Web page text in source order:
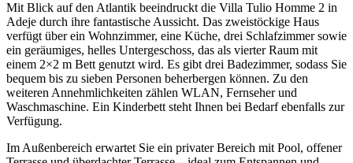
Mit Blick auf den Atlantik beeindruckt die Villa Tulio Homme 2 in
Adeje durch ihre fantastische Aussicht. Das zweistöckige Haus
verfügt über ein Wohnzimmer, eine Küche, drei Schlafzimmer sowie
ein geräumiges, helles Untergeschoss, das als vierter Raum mit
einem 2×2 m Bett genutzt wird. Es gibt drei Badezimmer, sodass Sie
bequem bis zu sieben Personen beherbergen können. Zu den
weiteren Annehmlichkeiten zählen WLAN, Fernseher und
Waschmaschine. Ein Kinderbett steht Ihnen bei Bedarf ebenfalls zur
Verfügung.
Im Außenbereich erwartet Sie ein privater Bereich mit Pool, offener